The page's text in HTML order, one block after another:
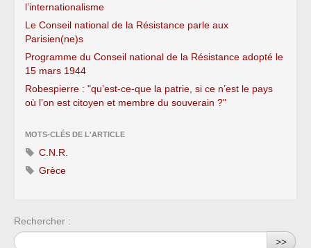
l’internationalisme
Le Conseil national de la Résistance parle aux
Parisien(ne)s
Programme du Conseil national de la Résistance adopté le
15 mars 1944
Robespierre : "qu’est-ce-que la patrie, si ce n’est le pays
où l’on est citoyen et membre du souverain ?"
MOTS-CLÉS DE L'ARTICLE
C.N.R.
Grèce
Rechercher :
>>